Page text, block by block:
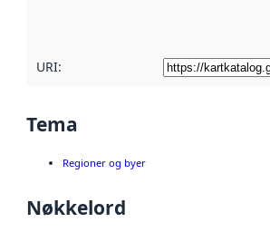
URI:
Tema
Regioner og byer
Nøkkelord